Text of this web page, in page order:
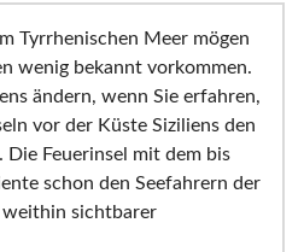
Tyrrhenischen Meer mögen
wenig bekannt vorkommen.
ändern, wenn Sie erfahren,
vor der Küste Siziliens den
Feuerinsel mit dem bis
schon den Seefahrern der
sichtbarer